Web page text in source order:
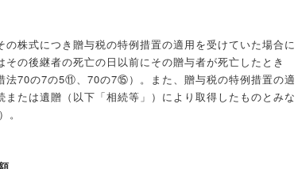
株式につき贈与税の特例措置の適用を受けていた場合に
の後継者の死亡の日以前にその贈与者が死亡したとき
法70の7の5⑪、70の7⑮）。また、贈与税の特例措置の適
たは遺贈（以下「相続等」）により取得したものとみな